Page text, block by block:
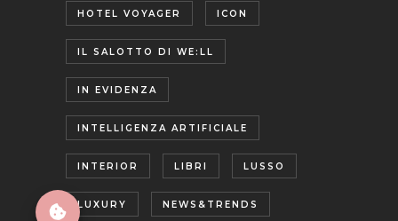
HOTEL VOYAGER ICON
IL SALOTTO DI WE:LL
IN EVIDENZA
INTELLIGENZA ARTIFICIALE
INTERIOR LIBRI LUSSO
LUXURY NEWS&TRENDS